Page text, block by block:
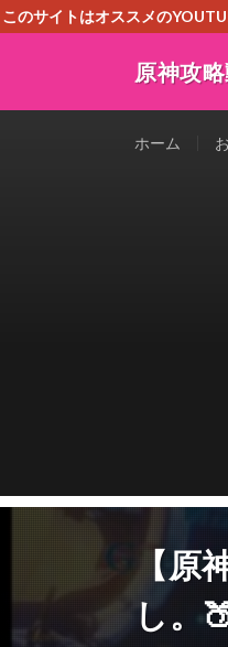
このサイトはオススメの
原神攻
ホーム
【原
し。